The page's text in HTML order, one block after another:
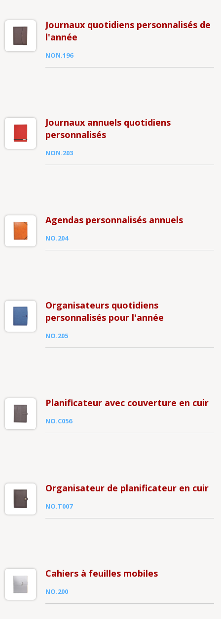
Journaux quotidiens personnalisés de
l'année
NON.196
Journaux annuels quotidiens
personnalisés
NON.203
Agendas personnalisés annuels
NO.204
Organisateurs quotidiens
personnalisés pour l'année
NO.205
Planificateur avec couverture en cuir
NO.C056
Organisateur de planificateur en cuir
NO.T007
Cahiers à feuilles mobiles
NO.200